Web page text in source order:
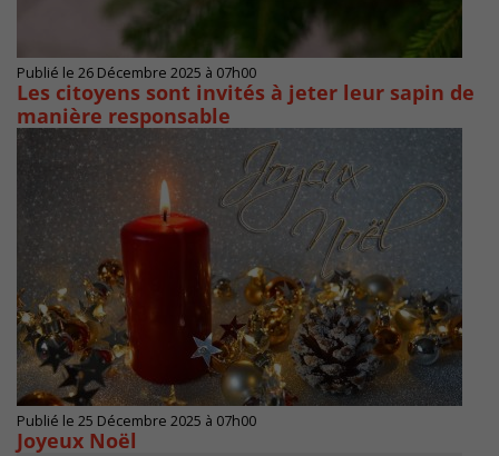
Publié le 26 Décembre 2025 à 07h00
Les citoyens sont invités à jeter leur sapin de
manière responsable
Publié le 25 Décembre 2025 à 07h00
Joyeux Noël